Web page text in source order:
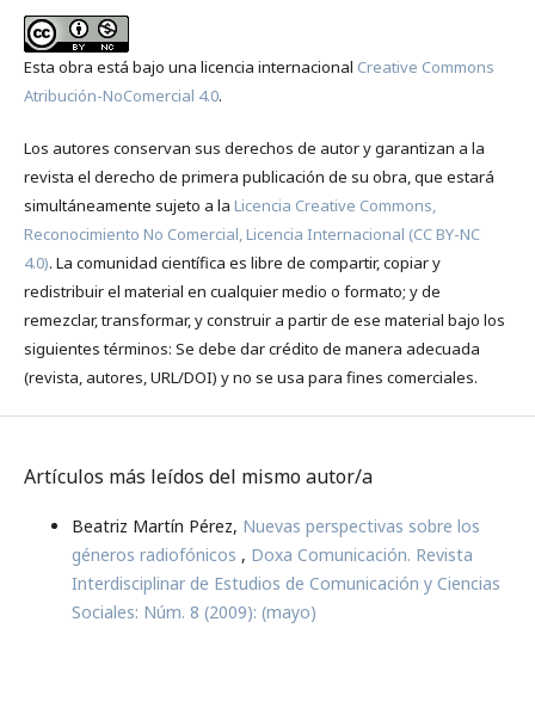
Esta obra está bajo una licencia internacional Creative Commons
Atribución-NoComercial 4.0.
Los autores conservan sus derechos de autor y garantizan a la
revista el derecho de primera publicación de su obra, que estará
simultáneamente sujeto a la Licencia Creative Commons,
Reconocimiento No Comercial, Licencia Internacional (CC BY-NC
4.0). La comunidad científica es libre de compartir, copiar y
redistribuir el material en cualquier medio o formato; y de
remezclar, transformar, y construir a partir de ese material bajo los
siguientes términos: Se debe dar crédito de manera adecuada
(revista, autores, URL/DOI) y no se usa para fines comerciales.
Artículos más leídos del mismo autor/a
Beatriz Martín Pérez, Nuevas perspectivas sobre los
géneros radiofónicos , Doxa Comunicación. Revista
Interdisciplinar de Estudios de Comunicación y Ciencias
Sociales: Núm. 8 (2009): (mayo)